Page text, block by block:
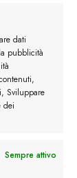
dati
pubblicità
Sviluppare
dei
Sempre attivo